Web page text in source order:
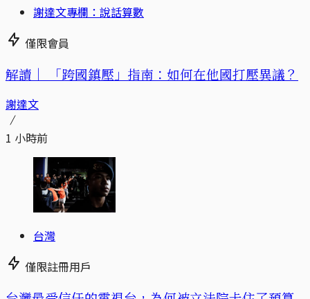
謝達文專欄：說話算數
僅限會員
解讀｜ 「跨國鎮壓」指南：如何在他國打壓異議？
謝達文
1 小時前
台灣
僅限註冊用戶